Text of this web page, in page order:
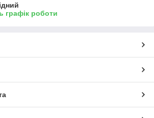
графік роботи